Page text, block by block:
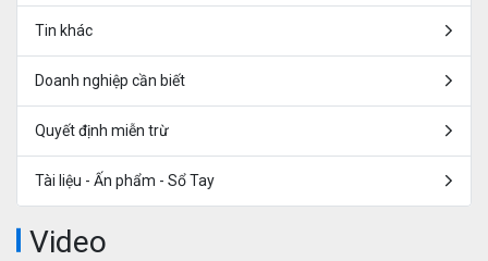
Tin khác
Doanh nghiệp cần biết
Quyết định miễn trừ
Tài liệu - Ấn phẩm - Sổ Tay
Video